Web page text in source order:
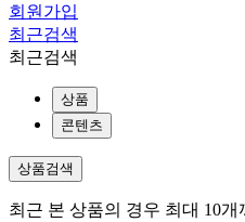
회원가입
최근검색
최근검색
상품
콘텐츠
상품검색
최근 본 상품의 경우 최대 10개